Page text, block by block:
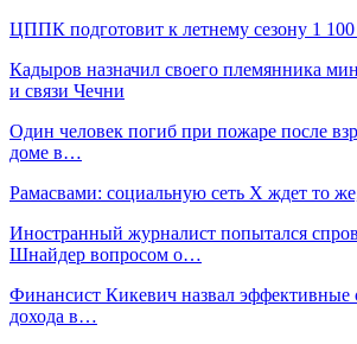
ЦППК подготовит к летнему сезону 1
Кадыров назначил своего племянника
и связи Чечни
Один человек погиб при пожаре после
доме в…
Рамасвами: социальную сеть X ждет то
Иностранный журналист попытался
Шнайдер вопросом о…
Финансист Кикевич назвал эффективные
дохода в…